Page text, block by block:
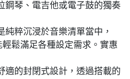
鋼琴、電吉他或電子鼓的獨奏
純粹沉浸於音樂清單當中，
輕鬆滿足各種設定需求。實惠
適的封閉式設計，透過搭載的